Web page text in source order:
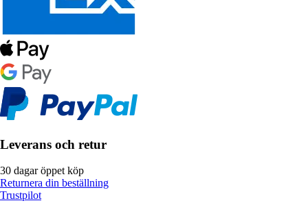
Leverans och retur
30 dagar öppet köp
Returnera din beställning
Trustpilot